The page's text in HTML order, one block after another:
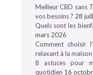
Meilleur CBD sans
vos besoins ? 28
Quels sont les
mars 2026
Comment choisir
relaxant à la maison
8 astuces pour
quotidien 16